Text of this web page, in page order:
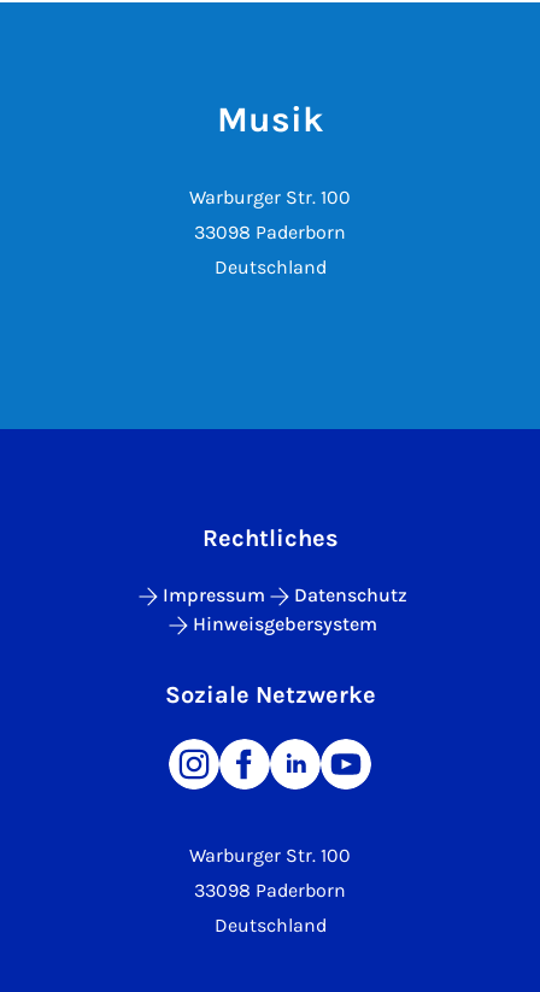
Musik
Warburger Str. 100
33098 Paderborn
Deutschland
Warburger Str. 100
33098 Paderborn
Deutschland
Rechtliches
Impressum
Datenschutz
Hinweisgebersystem
Soziale Netzwerke